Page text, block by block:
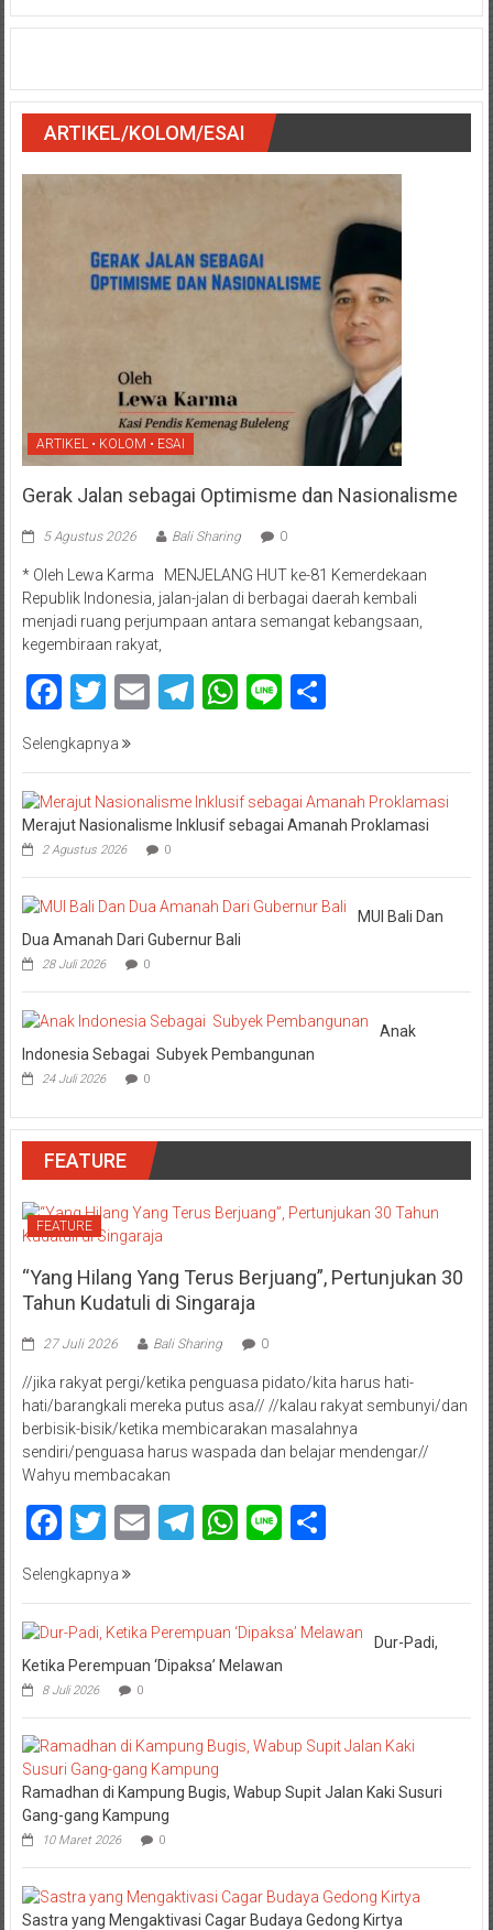
ARTIKEL/KOLOM/ESAI
ARTIKEL • KOLOM • ESAI
Gerak Jalan sebagai Optimisme dan Nasionalisme
5 Agustus 2026 Bali Sharing 0
* Oleh Lewa Karma MENJELANG HUT ke-81 Kemerdekaan
Republik Indonesia, jalan-jalan di berbagai daerah kembali
menjadi ruang perjumpaan antara semangat kebangsaan,
kegembiraan rakyat,
Facebook
Twitter
EmailTelegram
WhatsApp
LineShare
Selengkapnya
Merajut Nasionalisme Inklusif sebagai Amanah Proklamasi
2 Agustus 2026 0
MUI Bali Dan
Dua Amanah Dari Gubernur Bali
28 Juli 2026 0
Anak
Indonesia Sebagai Subyek Pembangunan
24 Juli 2026 0
FEATURE
FEATURE
“Yang Hilang Yang Terus Berjuang”, Pertunjukan 30
Tahun Kudatuli di Singaraja
27 Juli 2026 Bali Sharing 0
//jika rakyat pergi/ketika penguasa pidato/kita harus hati-
hati/barangkali mereka putus asa// //kalau rakyat sembunyi/dan
berbisik-bisik/ketika membicarakan masalahnya
sendiri/penguasa harus waspada dan belajar mendengar//
Wahyu membacakan
Facebook
Twitter
EmailTelegram
WhatsApp
LineShare
Selengkapnya
Dur-Padi,
Ketika Perempuan ‘Dipaksa’ Melawan
8 Juli 2026 0
Ramadhan di Kampung Bugis, Wabup Supit Jalan Kaki Susuri
Gang-gang Kampung
10 Maret 2026 0
Sastra yang Mengaktivasi Cagar Budaya Gedong Kirtya